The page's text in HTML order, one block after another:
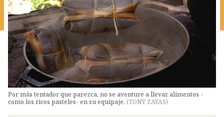
Por más tentador que parezca, no se aventure a llevar alimentos -
como los ricos pasteles- en su equipaje. (TONY ZAYAS)